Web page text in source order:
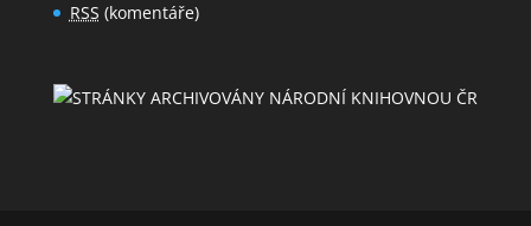
RSS (komentáře)